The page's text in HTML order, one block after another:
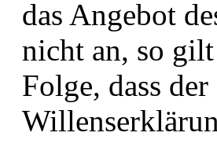
das Angebot
nicht an, so
Folge, dass